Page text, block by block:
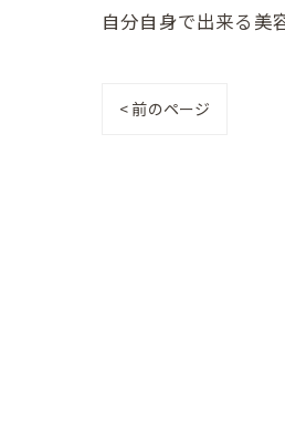
自分自身で出来る美
< 前のページ